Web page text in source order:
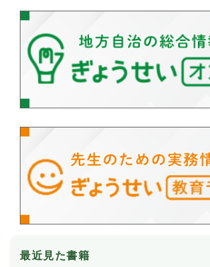
最近見た書籍